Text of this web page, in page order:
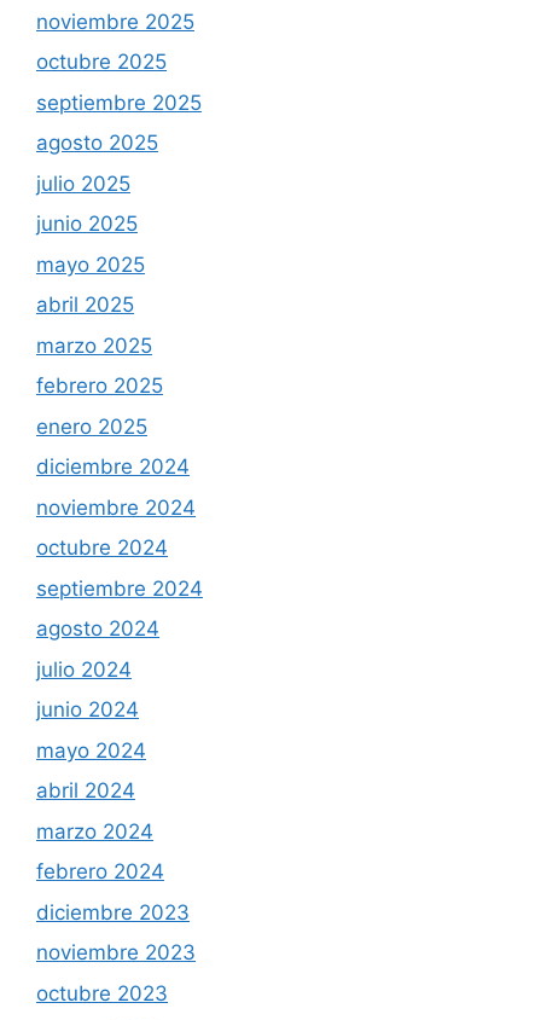
noviembre 2025
octubre 2025
septiembre 2025
agosto 2025
julio 2025
junio 2025
mayo 2025
abril 2025
marzo 2025
febrero 2025
enero 2025
diciembre 2024
noviembre 2024
octubre 2024
septiembre 2024
agosto 2024
julio 2024
junio 2024
mayo 2024
abril 2024
marzo 2024
febrero 2024
diciembre 2023
noviembre 2023
octubre 2023